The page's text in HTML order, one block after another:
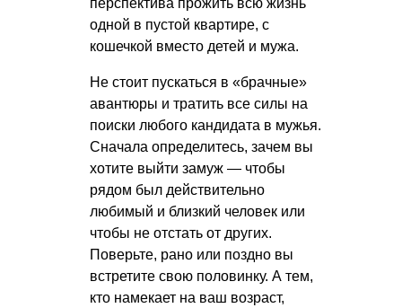
одной в пустой квартире, с
кошечкой вместо детей и мужа.
Не стоит пускаться в «брачные»
авантюры и тратить все силы на
поиски любого кандидата в мужья.
Сначала определитесь, зачем вы
хотите выйти замуж — чтобы
рядом был действительно
любимый и близкий человек или
чтобы не отстать от других.
Поверьте, рано или поздно вы
встретите свою половинку. А тем,
кто намекает на ваш возраст,